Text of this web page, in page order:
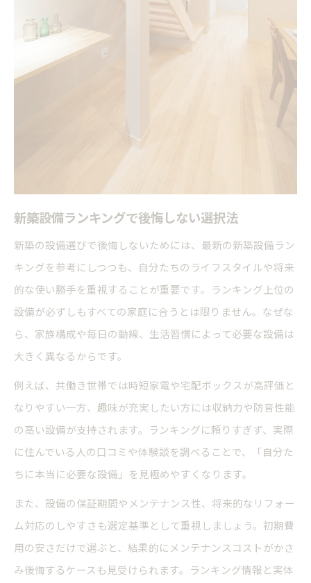
新築設備工事費用とコスパの考え方
満足度が高い新築設備を比較検証
新築で本当に満足できる設備の特徴
新築いらない設備とその理由を解説
新築で取り入れたい最新設備アイデア
新築の動線を意識した設備配置の工夫
新築便利グッズで家事効率を高める方法
新築設備の保証期間とメンテナンス性
新築設備選びで後悔しない工夫ポイント
新築にあって良かった設備・不要な設備
新築であってよかった設備の体験談紹介
新築いらない設備の実例と見極め方
新築でやっておけばよかった設備総まとめ
新築設備ランキングで後悔しない選択法
新築の設備選びで後悔しないためには、最新の新築設備ラン
キングを参考にしつつも、自分たちのライフスタイルや将来
的な使い勝手を重視することが重要です。ランキング上位の
設備が必ずしもすべての家庭に合うとは限りません。なぜな
ら、家族構成や毎日の動線、生活習慣によって必要な設備は
大きく異なるからです。
例えば、共働き世帯では時短家電や宅配ボックスが高評価と
なりやすい一方、趣味が充実したい方には収納力や防音性能
の高い設備が支持されます。ランキングに頼りすぎず、実際
に住んでいる人の口コミや体験談を調べることで、「自分た
ちに本当に必要な設備」を見極めやすくなります。
また、設備の保証期間やメンテナンス性、将来的なリフォー
ム対応のしやすさも選定基準として重視しましょう。初期費
用の安さだけで選ぶと、結果的にメンテナンスコストがかさ
み後悔するケースも見受けられます。ランキング情報と実体